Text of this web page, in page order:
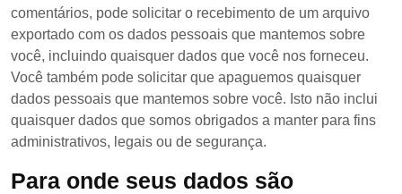
comentários, pode solicitar o recebimento de um arquivo
exportado com os dados pessoais que mantemos sobre
você, incluindo quaisquer dados que você nos forneceu.
Você também pode solicitar que apaguemos quaisquer
dados pessoais que mantemos sobre você. Isto não inclui
quaisquer dados que somos obrigados a manter para fins
administrativos, legais ou de segurança.
Para onde seus dados são